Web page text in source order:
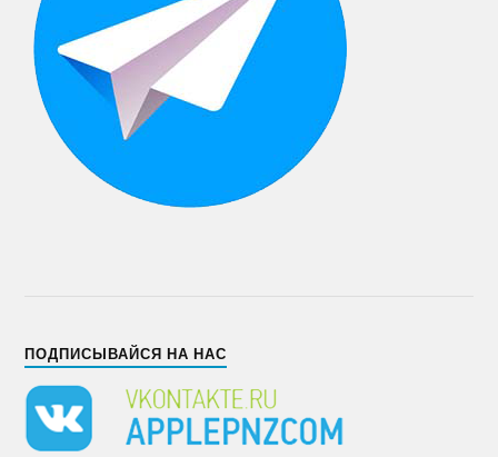
ПОДПИСЫВАЙСЯ НА НАС